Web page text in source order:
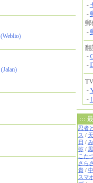
(Weblio)
(Jalan)